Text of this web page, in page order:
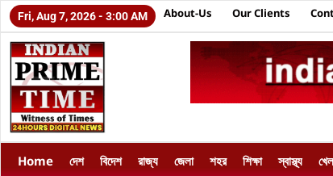
Fri, Aug 7, 2026 - 3:00 AM About-Us Our Clients
Home দেশ বিদেশ রাজ্য জেলা শহর শিক্ষা স্বাস্থ্য